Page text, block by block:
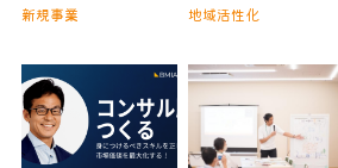
新規事業
地域活性化